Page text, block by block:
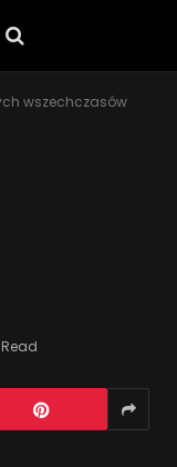
wszechczasów